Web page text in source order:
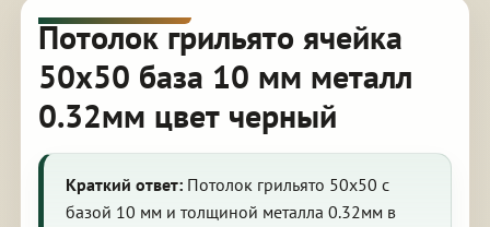
Потолок грильято ячейка
50х50 база 10 мм металл
0.32мм цвет черный
Краткий ответ:Потолок грильято 50х50 с
базой 10 мм и толщиной металла 0.32мм в